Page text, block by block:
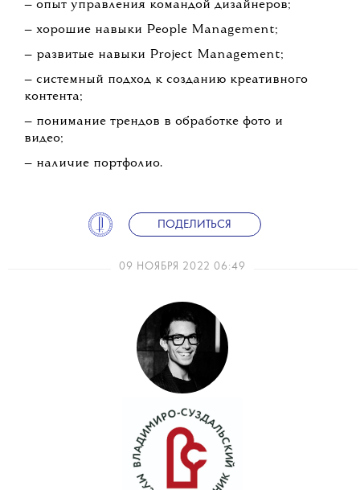
— опыт управления командой дизайнеров;
— хорошие навыки People Management;
— развитые навыки Project Management;
— системный подход к созданию креативного
контента;
— понимание трендов в обработке фото и
видео;
— наличие портфолио.
ПОДЕЛИТЬСЯ
09 НОЯБРЯ 2022 06:49